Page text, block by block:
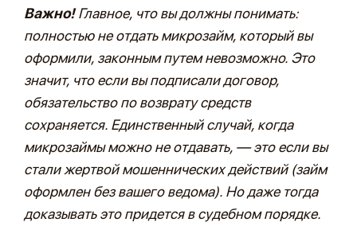
Важно!Главное, что вы должны понимать:
полностью не отдать микрозайм, который вы
оформили, законным путем невозможно. Это
значит, что если вы подписали договор,
обязательство по возврату средств
сохраняется. Единственный случай, когда
микрозаймы можно не отдавать, — это если вы
стали жертвой мошеннических действий (займ
оформлен без вашего ведома). Но даже тогда
доказывать это придется в судебном порядке.